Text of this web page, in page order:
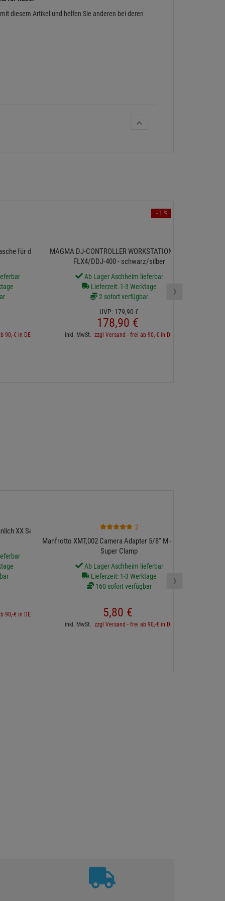
diesem Artikel und helfen Sie anderen bei deren
für den XDJ-
90,-€ in DE
MAGMA DJ-CONTROLLER WORKSTATION DDJ-
FLX4/DDJ-400 - schwarz/silber
Ab Lager Aschheim lieferbar
Lieferzeit: 1-3 Werktage
2 sofort verfügbar
UVP: 179,90 €
178,90 €
inkl. MwSt. zzgl Versand - frei ab 90,-€ in DE
- 1 %
›
XX Serie
90,-€ in DE
2
Manfrotto XMT,002 Camera Adapter 5/8'' M - M10 für
Super Clamp
Ab Lager Aschheim lieferbar
Lieferzeit: 1-3 Werktage
160 sofort verfügbar
5,80 €
inkl. MwSt. zzgl Versand - frei ab 90,-€ in DE
›